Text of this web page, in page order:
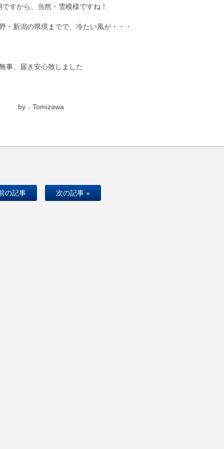
すから、当然・雪模様ですね！
・新潟の県境までで、冷たい風が・・・
事、届き安心致しました
by．Tomizawa
の記事 次の記事 »